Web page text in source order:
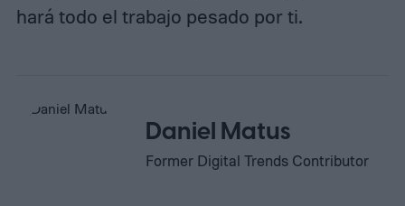
hará todo el trabajo pesado por ti.
Daniel Matus
Former Digital Trends Contributor